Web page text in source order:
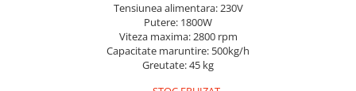
Tensiunea alimentara: 230V
Putere: 1800W
Viteza maxima: 2800 rpm
Capacitate maruntire: 500kg/h
Greutate: 45 kg